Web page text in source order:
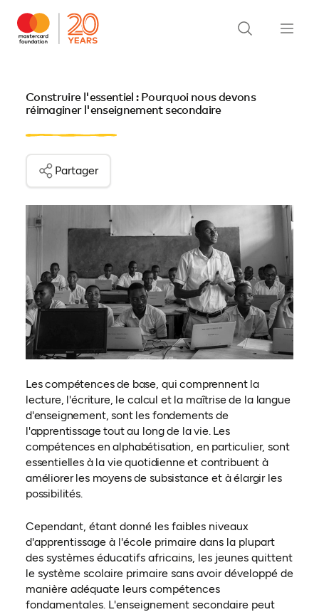
Construire l'essentiel : Pourquoi nous devons
réimaginer l'enseignement secondaire
Partager
Les compétences de base, qui comprennent la
lecture, l'écriture, le calcul et la maîtrise de la langue
d'enseignement, sont les fondements de
l'apprentissage tout au long de la vie. Les
compétences en alphabétisation, en particulier, sont
essentielles à la vie quotidienne et contribuent à
améliorer les moyens de subsistance et à élargir les
possibilités.
Cependant, étant donné les faibles niveaux
d'apprentissage à l'école primaire dans la plupart
des systèmes éducatifs africains, les jeunes quittent
le système scolaire primaire sans avoir développé de
manière adéquate leurs compétences
fondamentales. L'enseignement secondaire peut